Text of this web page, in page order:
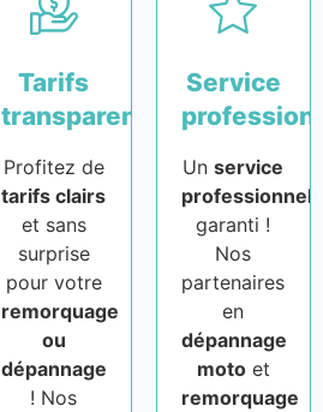
Tarifs
transparents
Profitez de
tarifs clairs
et sans
surprise
pour votre
remorquage
ou
dépannage
! Nos
Service
Unservice
professionnel
garanti !
Nos
partenaires
en
dépannage
motoet
remorquage